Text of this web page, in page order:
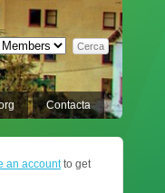
Contacta
an accountto get